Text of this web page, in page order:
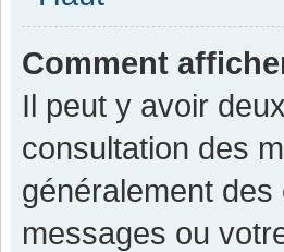
Comment
Il peut y avoir
consultation des
généralement
messages ou